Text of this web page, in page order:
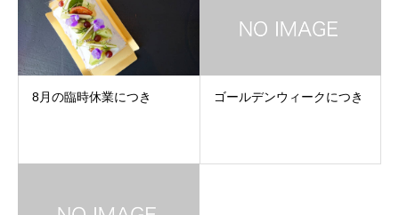
8月の臨時休業につき ゴールデンウィークにつき